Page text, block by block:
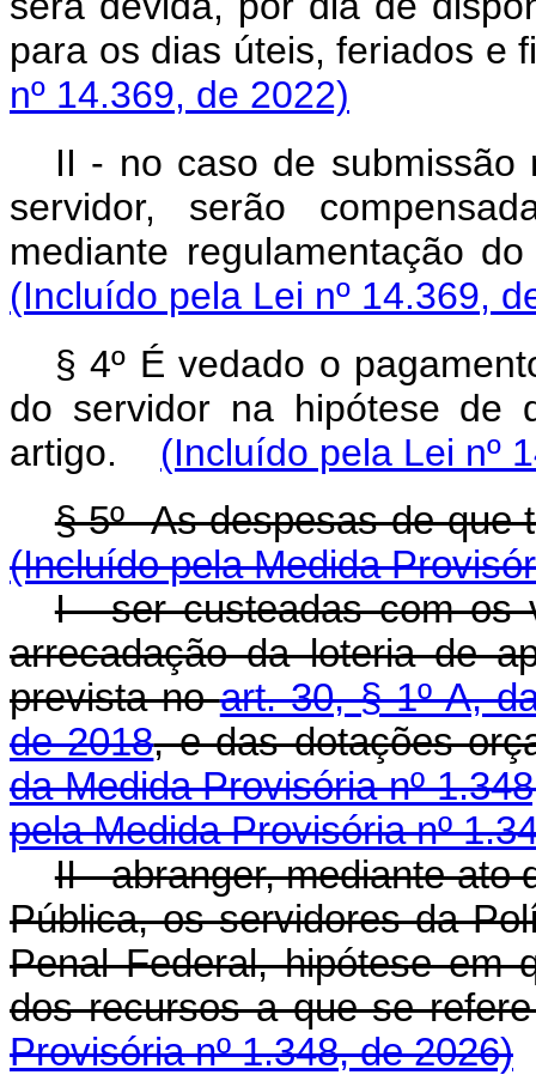
para os dias úteis, feriados e
nº 14.369, de 2022)
II - no caso de submissão
servidor, serão
mediante regulamentação
(Incluído pela Lei nº 14.369,
§ 4º É vedado o
do servidor na hipótese
artigo.
(Incluído pela Lei nº
§ 5º As despesas de que
(Incluído pela Medida
I - ser custeadas com os
arrecadação da loteria de
prevista noart. 30, § 1º-A,
de 2018, e das dotações
da Medida Provisória nº
pela Medida Provisória nº
II - abranger, mediante ato
Pública, os servidores da
Penal Federal, hipótese em
dos recursos a que se
Provisória nº 1.348, de 2026)